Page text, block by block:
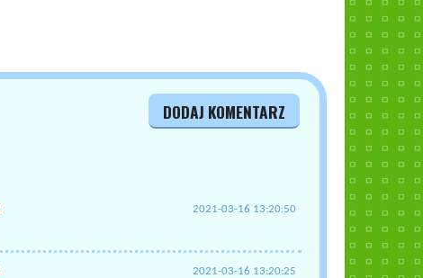
DODAJ KOMENTARZ
2021-03-16 13:20:50
2021-03-16 13:20:25